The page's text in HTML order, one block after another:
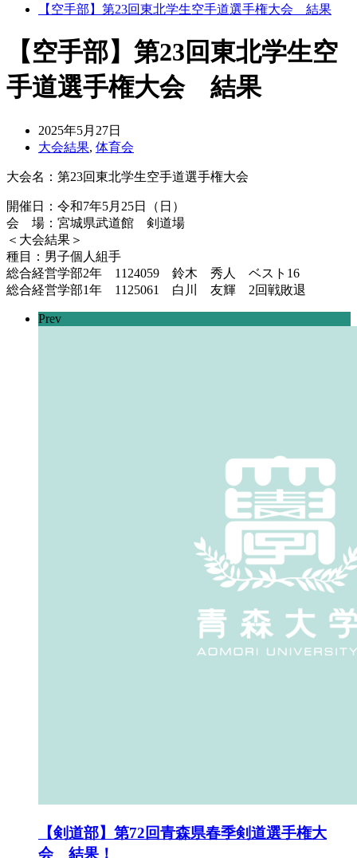
【空手部】第23回東北学生空手道選手権大会 結果
【空手部】第23回東北学生空
手道選手権大会 結果
2025年5月27日
大会結果, 体育会
大会名：第23回東北学生空手道選手権大会
開催日：令和7年5月25日（日）
会 場：宮城県武道館 剣道場
＜大会結果＞
種目：男子個人組手
総合経営学部2年 1124059 鈴木 秀人 ベスト16
総合経営学部1年 1125061 白川 友輝 2回戦敗退
Prev
【剣道部】第72回青森県春季剣道選手権大
会 結果！